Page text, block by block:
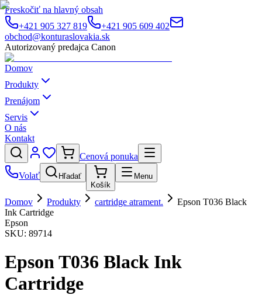
Preskočiť na hlavný obsah
+421 905 327 819
+421 905 609 402
obchod@konturaslovakia.sk
Autorizovaný predajca Canon
Domov
Produkty
Prenájom
Servis
O nás
Kontakt
Cenová ponuka
Volať
Hľadať
Košík
Menu
Domov Produkty cartridge atrament.
Epson T036 Black
Ink Cartridge
Epson
SKU: 89714
Epson T036 Black Ink
Cartridge